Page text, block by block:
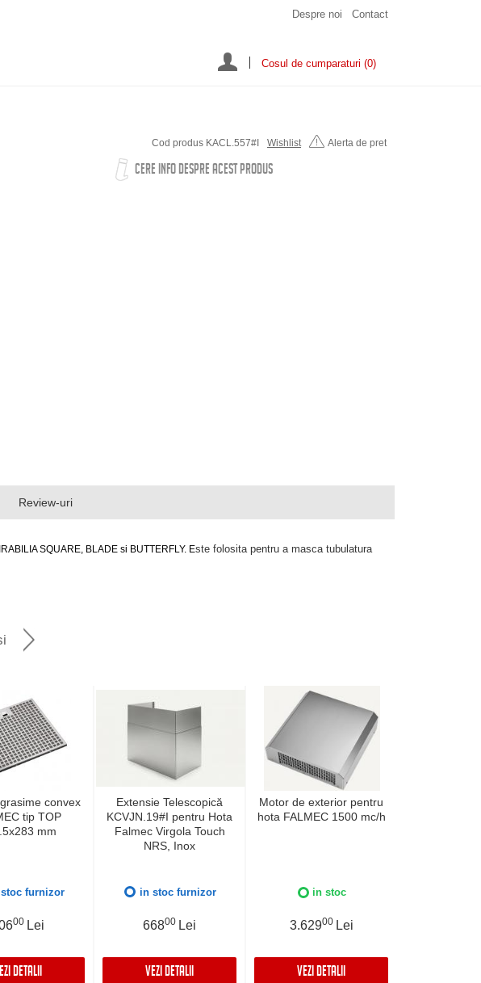
Despre noi Contact
Cosul de cumparaturi (0)
Cod produs KACL.557#I Wishlist Alerta de pret
CERE INFO DESPRE ACEST PRODUS
Review-uri
SQUARE, BLADE si BUTTERFLY. Este folosita pentru a masca tubulatura
convex
tip TOP
mm
furnizor
00 Lei
DETALII
Extensie Telescopică
KCVJN.19#I pentru Hota
Falmec Virgola Touch
NRS, Inox
in stoc furnizor
66800 Lei
VEZI DETALII
Motor de exterior pentru
hota FALMEC 1500 mc/h
in stoc
3.62900 Lei
VEZI DETALII